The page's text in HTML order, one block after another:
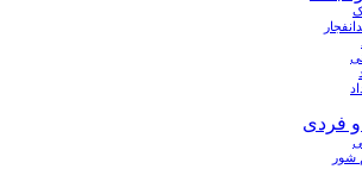
و فردی